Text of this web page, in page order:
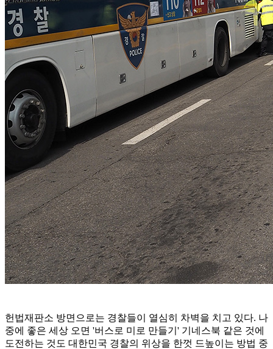
헌법재판소 방면으로는 경찰들이 열심히 차벽을 치고 있다. 나
중에 좋은 세상 오면 '버스로 미로 만들기' 기네스북 같은 것에
도전하는 것도 대한민국 경찰의 위상을 한껏 드높이는 방법 중